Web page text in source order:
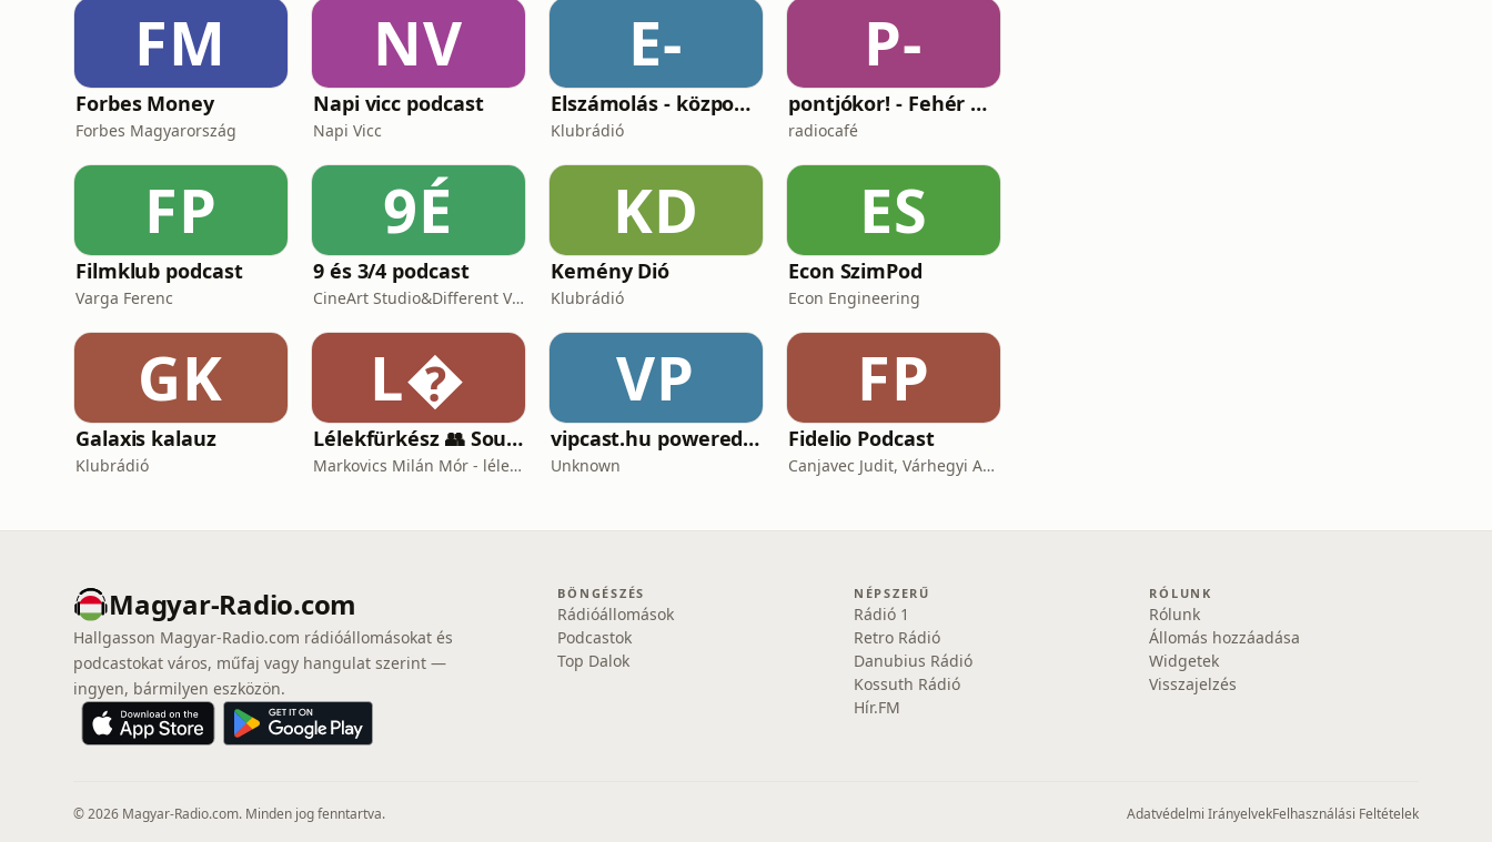
FM
Forbes Money
Forbes Magyarország
NV
Napi vicc podcast
Napi Vicc
E-
Elszámolás - központosítás, lojalitás és a függetlenség ára
Klubrádió
P-
pontjókor! - Fehér Mariannal
radiocafé
FP
Filmklub podcast
Varga Ferenc
9É
9 és 3/4 podcast
CineArt Studio&Different View Production
KD
Kemény Dió
Klubrádió
ES
Econ SzimPod
Econ Engineering
GK
Galaxis kalauz
Klubrádió
L
Lélekfürkész 👥 SoulScout
Markovics Milán Mór - lélektan, tudomány, vallás, harc
VP
vipcast.hu powered by Media1
Unknown
FP
Fidelio Podcast
Canjavec Judit, Várhegyi András, Gyürke Kata, Tompa Diána, Vass Antónia
Magyar-Radio.com
Hallgasson Magyar-Radio.com rádióállomásokat és
podcastokat város, műfaj vagy hangulat szerint —
ingyen, bármilyen eszközön.
BÖNGÉSZÉS
Rádióállomások
Podcastok
Top Dalok
NÉPSZERŰ
Rádió 1
Retro Rádió
Danubius Rádió
Kossuth Rádió
Hír.FM
RÓLUNK
Rólunk
Állomás hozzáadása
Widgetek
Visszajelzés
© 2026 Magyar-Radio.com. Minden jog fenntartva. Adatvédelmi IrányelvekFelhasználási Feltételek